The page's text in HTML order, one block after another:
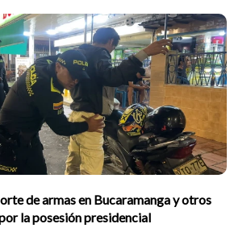
de armas en Bucaramanga y otros
la posesión presidencial